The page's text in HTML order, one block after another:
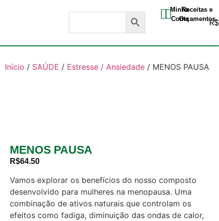
Minha
Conta
Receitas e
Orçamentos
R$
Início / SAÚDE / Estresse / Ansiedade / MENOS PAUSA
MENOS PAUSA
R$64.50
Vamos explorar os benefícios do nosso composto
desenvolvido para mulheres na menopausa. Uma
combinação de ativos naturais que controlam os
efeitos como fadiga, diminuição das ondas de calor,